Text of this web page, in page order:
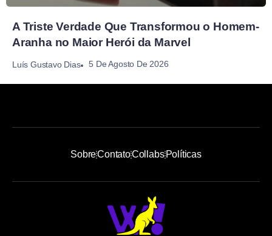
A Triste Verdade Que Transformou o Homem-
Aranha no Maior Herói da Marvel
Luís Gustavo Dias 5 De Agosto De 2026
SobreContatoCollabsPolíticas